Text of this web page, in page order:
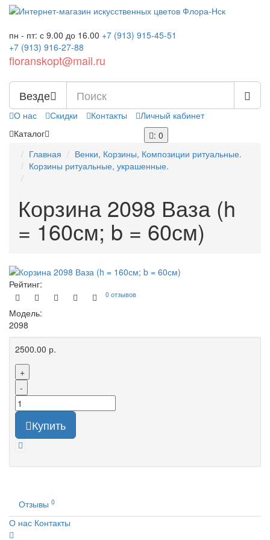
пн - пт: с 9.00 до 16.00 +7 (913) 915-45-51
+7 (913) 916-27-88
floranskopt@mail.ru
Везде
О нас Скидки Контакты
Личный кабинет
Каталог
: 0
Главная
Венки, Корзины, Композиции ритуальные.
Корзины ритуальные, украшенные.
Корзина 2098 Ваза (h
= 160см; b = 60см)
Рейтинг:
0 отзывов
Модель:
2098
2500.00 р.
+
-
Купить
Отзывы 0
О нас Контакты